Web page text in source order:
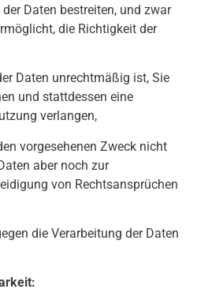
bestreiten, und zwar
die Richtigkeit der
unrechtmäßig ist, Sie
und stattdessen eine
verlangen,
Zweck nicht
aber noch zur
von Rechtsansprüchen
die Verarbeitung der Daten